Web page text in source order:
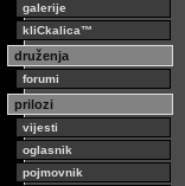
galerije
kliCkalica™
druženja
forumi
prilozi
vijesti
oglasnik
pojmovnik